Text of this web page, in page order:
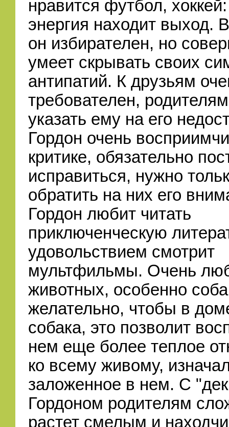
нравится футбол,
энергия находит выход.
он избирателен, но
умеет скрывать своих
антипатий. К друзьям
требователен,
указать ему на его
Гордон очень
критике, обязательно
исправиться, нужно
обратить на них его
Гордон любит читать
приключенческую
удовольствием смотрит
мультфильмы. Очень
животных, особенно
желательно, чтобы в
собака, это позволит
нем еще более теплое
ко всему живому,
заложенное в нем. С
Гордоном родителям
растет смелым и